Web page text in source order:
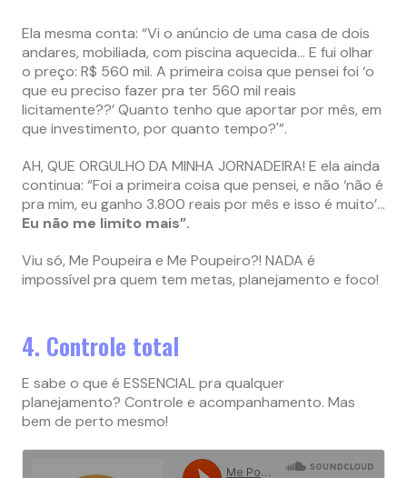
Ela mesma conta: “Vi o anúncio de uma casa de dois
andares, mobiliada, com piscina aquecida… E fui olhar
o preço: R$ 560 mil. A primeira coisa que pensei foi ‘o
que eu preciso fazer pra ter 560 mil reais
licitamente??’ Quanto tenho que aportar por mês, em
que investimento, por quanto tempo?'”.
AH, QUE ORGULHO DA MINHA JORNADEIRA! E ela ainda
continua: “Foi a primeira coisa que pensei, e não ‘não é
pra mim, eu ganho 3.800 reais por mês e isso é muito’…
Eu não me limito mais”.
Viu só, Me Poupeira e Me Poupeiro?! NADA é
impossível pra quem tem metas, planejamento e foco!
4. Controle total
E sabe o que é ESSENCIAL pra qualquer
planejamento? Controle e acompanhamento. Mas
bem de perto mesmo!